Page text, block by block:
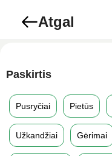
Atgal
Paskirtis
Pusryčiai Pietūs
Užkandžiai Gėrimai